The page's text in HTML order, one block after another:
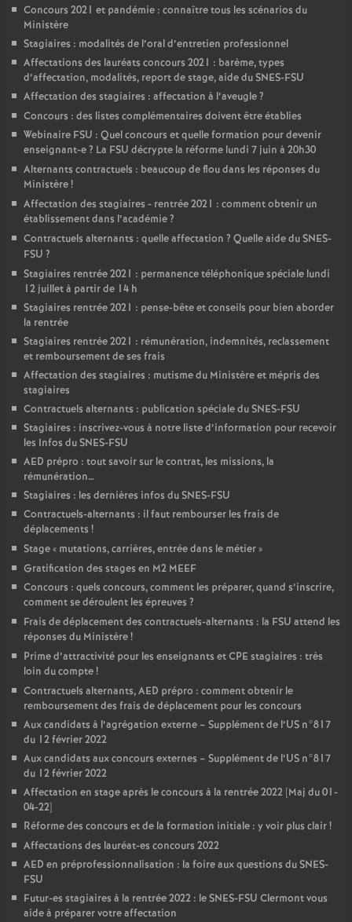
Concours 2021 et pandémie : connaître tous les scénarios du
Ministère
Stagiaires : modalités de l’oral d’entretien professionnel
Affectations des lauréats concours 2021 : barème, types
d’affectation, modalités, report de stage, aide du SNES-FSU
Affectation des stagiaires : affectation à l’aveugle?
Concours : des listes complémentaires doivent être établies
Webinaire FSU : Quel concours et quelle formation pour devenir
enseignant-e? La FSU décrypte la réforme lundi 7 juin à 20h30
Alternants contractuels : beaucoup de flou dans les réponses du
Ministère!
Affectation des stagiaires - rentrée 2021 : comment obtenir un
établissement dans l’académie?
Contractuels alternants : quelle affectation ? Quelle aide du SNES-
FSU ?
Stagiaires rentrée 2021 : permanence téléphonique spéciale lundi
12 juillet à partir de 14 h
Stagiaires rentrée 2021 : pense-bête et conseils pour bien aborder
la rentrée
Stagiaires rentrée 2021 : rémunération, indemnités, reclassement
et remboursement de ses frais
Affectation des stagiaires : mutisme du Ministère et mépris des
stagiaires
Contractuels alternants : publication spéciale du SNES-FSU
Stagiaires : inscrivez-vous à notre liste d’information pour recevoir
les Infos du SNES-FSU
AED prépro : tout savoir sur le contrat, les missions, la
rémunération…
Stagiaires : les dernières infos du SNES-FSU
Contractuels-alternants : il faut rembourser les frais de
déplacements !
Stage « mutations, carrières, entrée dans le métier»
Gratification des stages en M2 MEEF
Concours : quels concours, comment les préparer, quand s’inscrire,
comment se déroulent les épreuves ?
Frais de déplacement des contractuels-alternants : la FSU attend les
réponses du Ministère!
Prime d’attractivité pour les enseignants et CPE stagiaires : très
loin du compte!
Contractuels alternants, AED prépro : comment obtenir le
remboursement des frais de déplacement pour les concours
Aux candidats à l’agrégation externe – Supplément de l’US n°817
du 12 février 2022
Aux candidats aux concours externes – Supplément de l’US n°817
du 12 février 2022
Affectation en stage après le concours à la rentrée 2022 [Maj du 01-
04-22]
Réforme des concours et de la formation initiale : y voir plus clair!
Affectations des lauréat-es concours 2022
AED en préprofessionnalisation : la foire aux questions du SNES-
FSU
Futur-es stagiaires à la rentrée 2022 : le SNES-FSU Clermont vous
aide à préparer votre affectation